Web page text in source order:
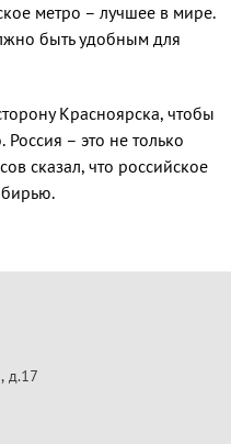
метро – лучшее в мире.
быть удобным для
Красноярска, чтобы
– это не только
сказал, что российское
д.17